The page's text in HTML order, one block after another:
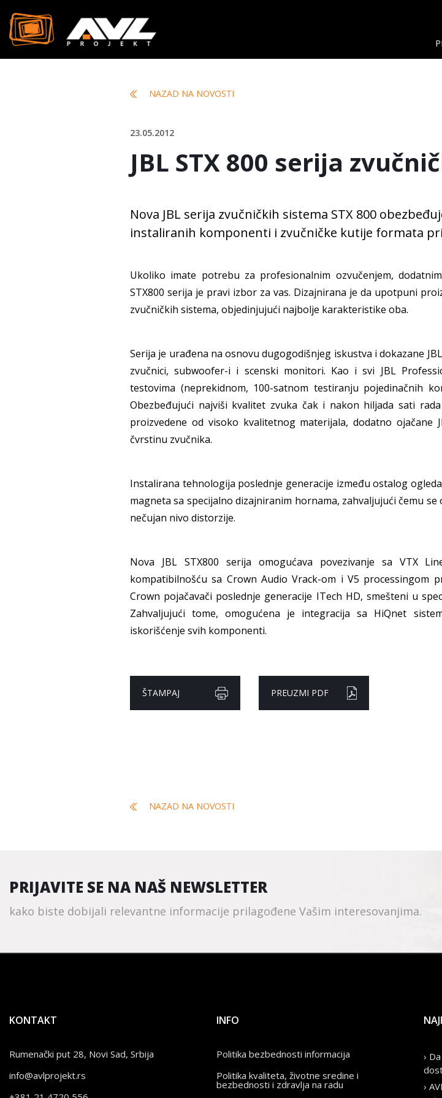
NAZAD NA NOVOSTI
23.05.2012
JBL STX 800 serija
Nova JBL serija zvučničkih sistema STX 800
instaliranih komponenti i zvučničke kutije formata
Ukoliko imate potrebu za profesionalnim ozvučenjem,
STX800 serija je pravi izbor za vas. Dizajnirana je da upotpuni
zvučničkih sistema, objedinjujući najbolje karakteristike oba.
Serija je urađena na osnovu dugogodišnjeg iskustva i dokazane
zvučnici, subwoofer-i i scenski monitori. Kao i svi JBL
testovima (neprekidnom, 100-satnom testiranju pojedinačnih
Obezbeđujući najviši kvalitet zvuka čak i nakon hiljada sati
proizvedene od visoko kvalitetnog materijala, dodatno
čvrstinu zvučnika.
Instalirana tehnologija poslednje generacije između ostalog
magneta sa specijalno dizajniranim hornama, zahvaljujući čemu
nečujan nivo distorzije.
Nova JBL STX800 serija omogućava povezivanje sa VTX
kompatibilnošću sa Crown Audio Vrack-om i V5 processingom
Crown pojačavači poslednje generacije ITech HD, smešteni u
Zahvaljujući tome, omogućena je integracija sa HiQnet
iskorišćenje svih komponenti.
ŠTAMPAJ PREUZMI PDF
NAZAD NA NOVOSTI
PRIJAVITE SE NA NAŠ NEWSLETTER
kako biste dobijali relevantne informacije prilagođene Vašim interesovanjima.
KONTAKT
Rumenački put 28, Novi Sad, Srbija
info@avlprojekt.rs
INFO
Politika bezbednosti informacija
Politika kvaliteta, životne sredine i
bezbednosti i zdravlja na radu
›
›